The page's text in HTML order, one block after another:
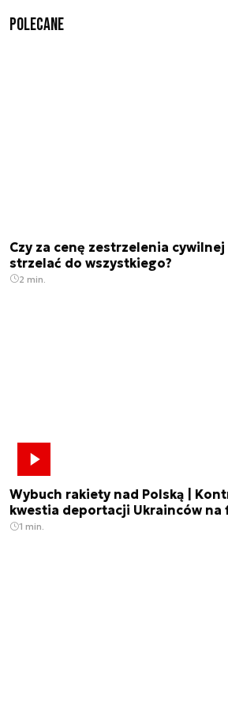
Polecane
Czy za cenę zestrzelenia
strzelać do wszystkiego?
2 min.
Wybuch rakiety nad Polską |
kwestia deportacji Ukrainców na
1 min.